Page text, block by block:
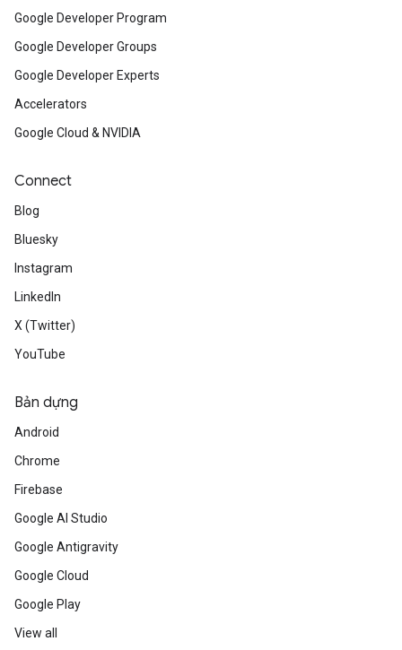
Google Developer Program
Google Developer Groups
Google Developer Experts
Accelerators
Google Cloud & NVIDIA
Connect
Blog
Bluesky
Instagram
LinkedIn
X (Twitter)
YouTube
Bản dựng
Android
Chrome
Firebase
Google AI Studio
Google Antigravity
Google Cloud
Google Play
View all